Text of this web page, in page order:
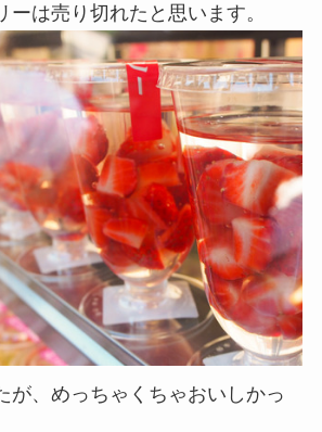
ーは売り切れたと思います。
が、めっちゃくちゃおいしかっ